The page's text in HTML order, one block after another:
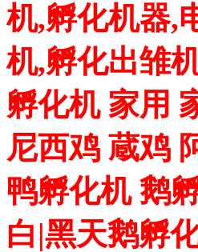
机,孵化机器,
机,孵化出雏
孵化机 家用
尼西鸡 蔵鸡
鸭孵化机 鹅
白|黑天鹅孵